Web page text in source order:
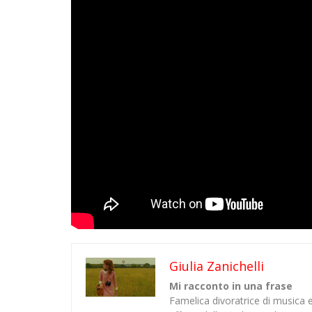
Giulia Zanichelli
Mi racconto in una frase
Famelica divoratrice di musica